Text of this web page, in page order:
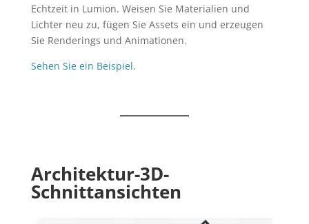
Echtzeit in Lumion. Weisen Sie Materialien und
Lichter neu zu, fügen Sie Assets ein und erzeugen
Sie Renderings und Animationen.
Sehen Sie ein Beispiel.
Architektur-3D-
Schnittansichten